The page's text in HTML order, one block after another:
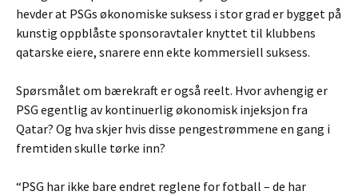
hevder at PSGs økonomiske suksess i stor grad er bygget på
kunstig oppblåste sponsoravtaler knyttet til klubbens
qatarske eiere, snarere enn ekte kommersiell suksess.
Spørsmålet om bærekraft er også reelt. Hvor avhengig er
PSG egentlig av kontinuerlig økonomisk injeksjon fra
Qatar? Og hva skjer hvis disse pengestrømmene en gang i
fremtiden skulle tørke inn?
“PSG har ikke bare endret reglene for fotball – de har